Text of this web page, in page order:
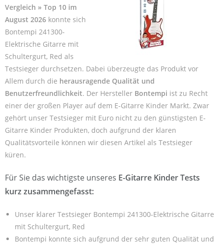
Vergleich » Top 10 im
August 2026 konnte sich
Bontempi 241300-
Elektrische Gitarre mit
Schultergurt, Red als
Testsieger durchsetzen. Dabei überzeugte das Produkt vor
Allem durch die herausragende Qualität und
Benutzerfreundlichkeit. Der Hersteller Bontempi ist zu Recht
einer der großen Player auf dem E-Gitarre Kinder Markt. Zwar
gehört unser Testsieger mit Euro nicht zu den günstigsten E-
Gitarre Kinder Produkten, doch aufgrund der klaren
Qualitätsvorteile können wir diesen Artikel als Testsieger
küren.
Für Sie das wichtigste unseres E-Gitarre Kinder Tests
kurz zusammengefasst:
Unser klarer Testsieger Bontempi 241300-Elektrische Gitarre
mit Schultergurt, Red
Bontempi konnte sich aufgrund der sehr guten Qualität und